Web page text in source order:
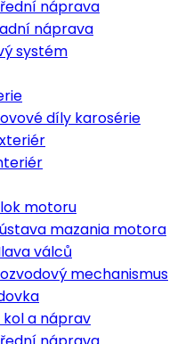
náprava
náprava
systém
díly karosérie
motoru
mazania motora
válců
mechanismus
kol a náprav